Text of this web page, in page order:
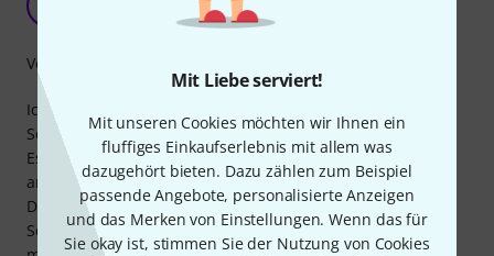
Mit Liebe serviert!
Mit unseren Cookies möchten wir Ihnen ein
fluffiges Einkaufserlebnis mit allem was
dazugehört bieten. Dazu zählen zum Beispiel
passende Angebote, personalisierte Anzeigen
und das Merken von Einstellungen. Wenn das für
Sie okay ist, stimmen Sie der Nutzung von Cookies
Christian_66a 27.01.2021
Ich wollte für mein Bose S1 Pro eine Tasche mit gutem
Schutz.
Es gibt ja mittlerweile sehr viele Cover und Taschen
angeboten.
Diese Tasche von Thomann ist wirklich Perfekt - super
Schutz, super Passform und sehr gut Verarbeitet. Ich hab
Verarbeitung